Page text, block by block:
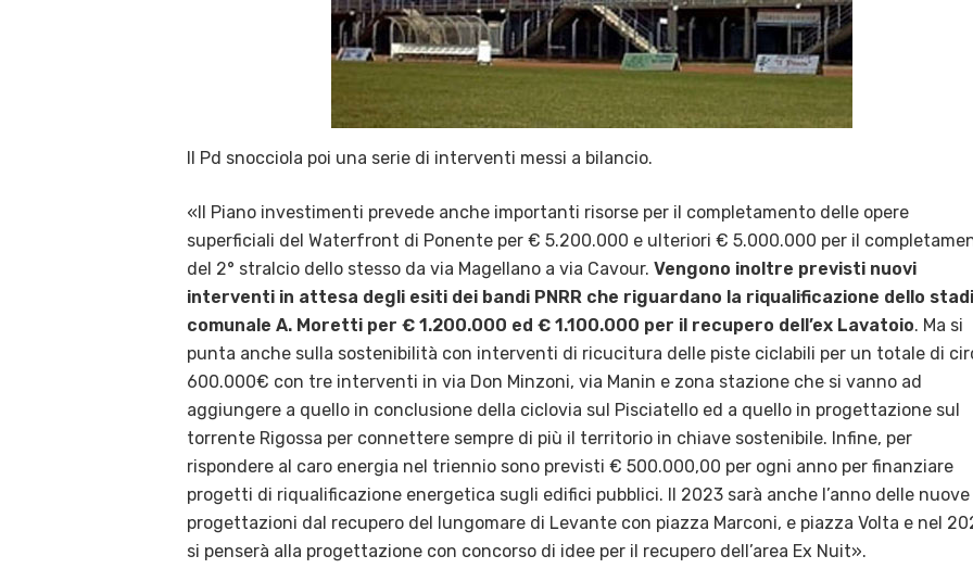
Il Pd snocciola poi una serie di interventi messi a bilancio.
«Il Piano investimenti prevede anche importanti risorse per il completamento delle opere
superficiali del Waterfront di Ponente per € 5.200.000 e ulteriori € 5.000.000 per il
del 2° stralcio dello stesso da via Magellano a via Cavour. Vengono inoltre previsti nuovi
interventi in attesa degli esiti dei bandi PNRR che riguardano la riqualificazione dello
comunale A. Moretti per € 1.200.000 ed € 1.100.000 per il recupero dell’ex Lavatoio. Ma si
punta anche sulla sostenibilità con interventi di ricucitura delle piste ciclabili per un totale di
600.000€ con tre interventi in via Don Minzoni, via Manin e zona stazione che si vanno ad
aggiungere a quello in conclusione della ciclovia sul Pisciatello ed a quello in progettazione sul
torrente Rigossa per connettere sempre di più il territorio in chiave sostenibile. Infine, per
rispondere al caro energia nel triennio sono previsti € 500.000,00 per ogni anno per finanziare
progetti di riqualificazione energetica sugli edifici pubblici. Il 2023 sarà anche l’anno delle nuove
progettazioni dal recupero del lungomare di Levante con piazza Marconi, e piazza Volta e nel
si penserà alla progettazione con concorso di idee per il recupero dell’area Ex Nuit».